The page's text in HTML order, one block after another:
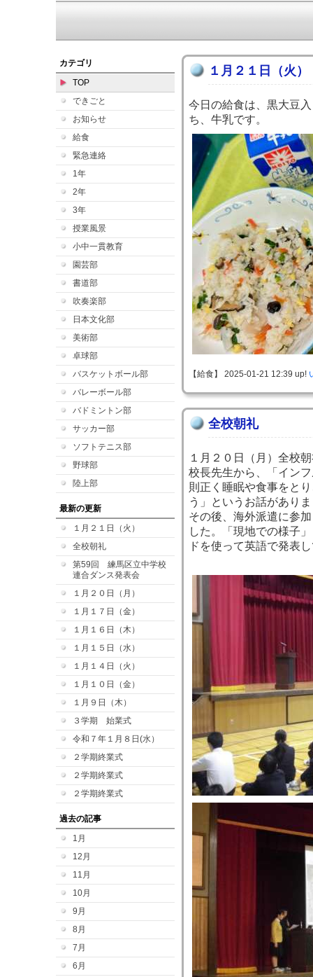
カテゴリ
TOP
できごと
お知らせ
給食
緊急連絡
1年
2年
3年
授業風景
小中一貫教育
園芸部
書道部
吹奏楽部
日本文化部
美術部
卓球部
バスケットボール部
バレーボール部
バドミントン部
サッカー部
ソフトテニス部
野球部
陸上部
最新の更新
１月２１日（火）
全校朝礼
第59回 練馬区立中学校
連合ダンス発表会
１月２０日（月）
１月１７日（金）
１月１６日（木）
１月１５日（水）
１月１４日（火）
１月１０日（金）
１月９日（木）
３学期 始業式
令和７年１月８日(水）
２学期終業式
２学期終業式
２学期終業式
過去の記事
1月
12月
11月
10月
9月
8月
7月
6月
１月２１日（火）
今日の給食は、黒大豆
ち、牛乳です。
【給食】 2025-01-21 12:39 up!
全校朝礼
１月２０日（月）全校
校長先生から、「イン
則正く睡眠や食事をと
う」というお話があり
その後、海外派遣に参
した。「現地での様子
ドを使って英語で発表